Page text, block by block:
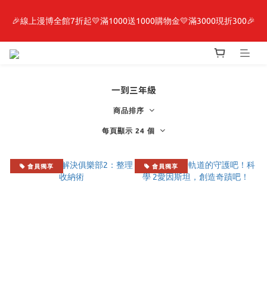
最新開賣🔥「全知讀者視角」 周邊商品
🎉線上漫博全館7折起💛滿1000送1000購物金💛滿3000現折300🎉
【抽籤堂】 影之強者、你又被殺了呢，偵探大人、約會大作戰、
一到三年級
商品排序
每頁顯示 24 個
會員獨享 會員獨享